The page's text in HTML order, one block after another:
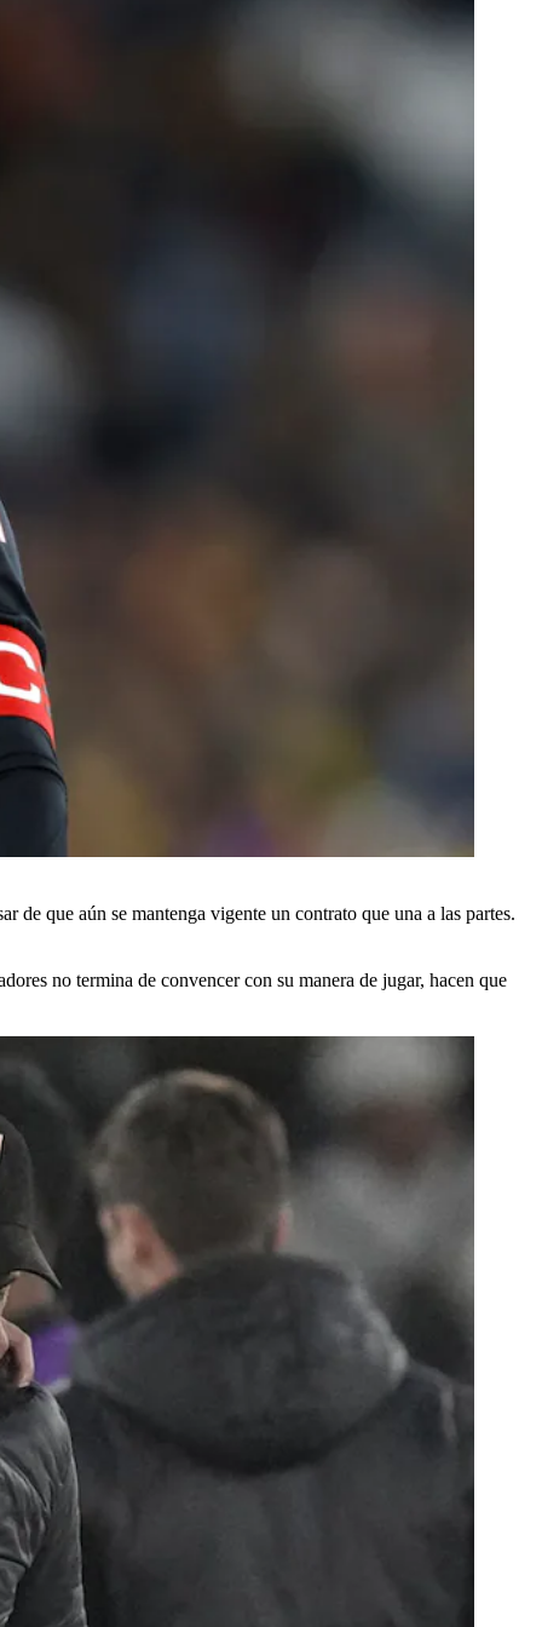
de que aún se mantenga vigente un contrato que una a las partes.
no termina de convencer con su manera de jugar, hacen que